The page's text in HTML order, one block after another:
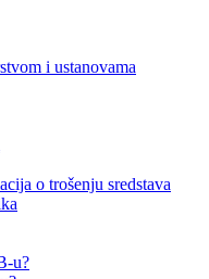
i ustanovama
o trošenju sredstava
u?